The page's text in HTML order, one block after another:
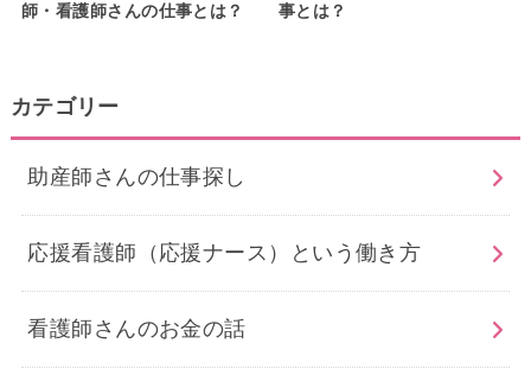
師・看護師さんの仕事とは？
事とは？
カテゴリー
助産師さんの仕事探し
応援看護師（応援ナース）という働き方
看護師さんのお金の話